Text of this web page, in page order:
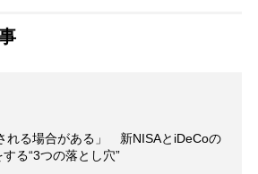
れる場合がある」 新NISAとiDeCoの
る“3つの落とし穴”